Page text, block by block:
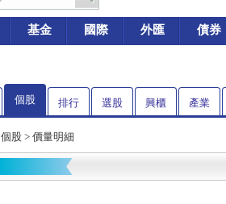
基金 國際 外匯 債券
個股 排行 選股 興櫃 產業
個股 > 價量明細